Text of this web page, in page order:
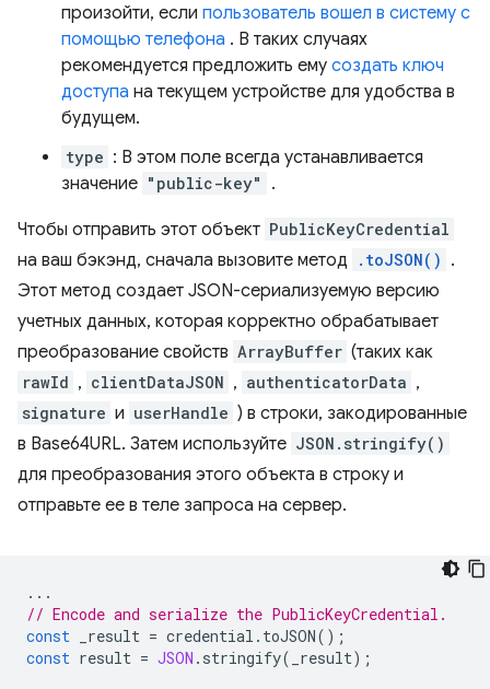
произойти, если пользователь вошел в систему с
помощью телефона . В таких случаях
рекомендуется предложить ему создать ключ
доступа на текущем устройстве для удобства в
будущем.
type : В этом поле всегда устанавливается
значение "public-key" .
Чтобы отправить этот объект PublicKeyCredential
на ваш бэкэнд, сначала вызовите метод .toJSON() .
Этот метод создает JSON-сериализуемую версию
учетных данных, которая корректно обрабатывает
преобразование свойств ArrayBuffer (таких как
rawId , clientDataJSON , authenticatorData ,
signature и userHandle ) в строки, закодированные
в Base64URL. Затем используйте JSON.stringify()
для преобразования этого объекта в строку и
отправьте ее в теле запроса на сервер.
...
// Encode and serialize the PublicKeyCredential.
const
_result = credential . toJSON();
const result = JSON . stringify( _result);